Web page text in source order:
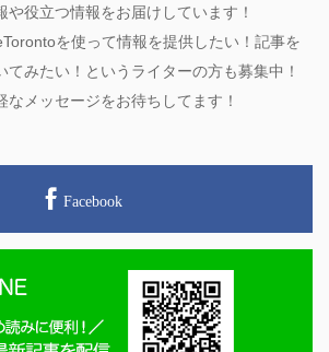
や役立つ情報をお届けしています！
を使って情報を提供したい！記事を
てみたい！というライターの方も募集中！
なメッセージをお待ちしてます！
Facebook